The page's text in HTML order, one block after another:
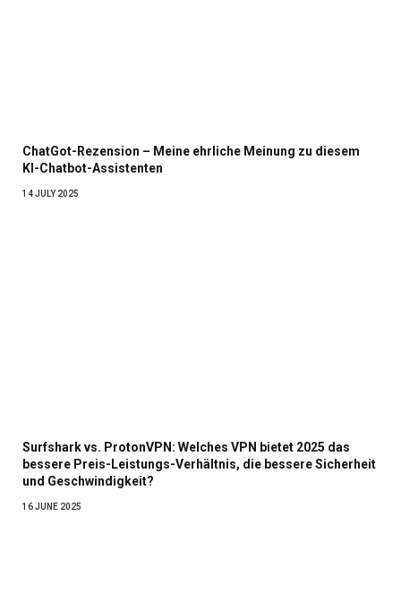
ChatGot-Rezension – Meine ehrliche Meinung zu diesem
KI-Chatbot-Assistenten
14 JULY 2025
Surfshark vs. ProtonVPN: Welches VPN bietet 2025 das
bessere Preis-Leistungs-Verhältnis, die bessere Sicherheit
und Geschwindigkeit?
16 JUNE 2025